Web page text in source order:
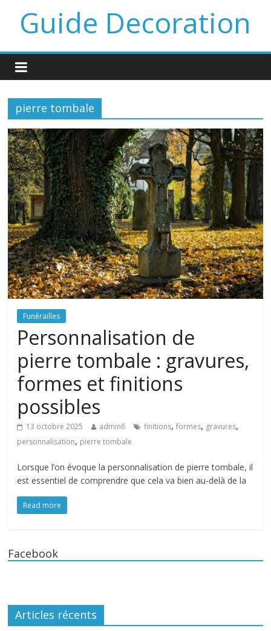
Guide Decoration
pierre tombale
Funérailles
Personnalisation de
pierre tombale : gravures,
formes et finitions
possibles
13 octobre 2025 admin6 finitions,formes, gravures,
personnalisation, pierre tombale
Lorsque l’on évoque la personnalisation de pierre tombale, il
est essentiel de comprendre que cela va bien au-delà de la
Read more
Facebook
Articles récents